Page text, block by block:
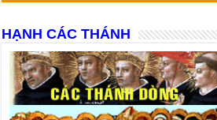
HẠNH CÁC THÁNH